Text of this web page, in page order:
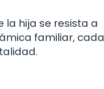
la hija se resista a
familiar, cada